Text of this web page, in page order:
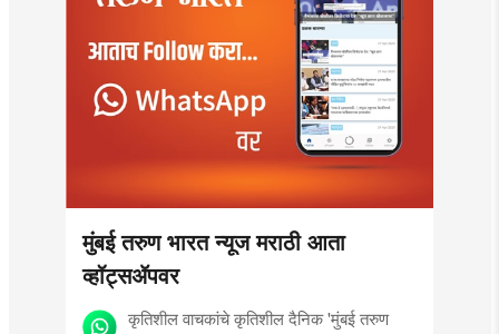
मुंबई तरुण भारत न्यूज मराठी आता
व्हॉट्सॲपवर
कृतिशील वाचकांचे कृतिशील दैनिक 'मुंबई तरुण